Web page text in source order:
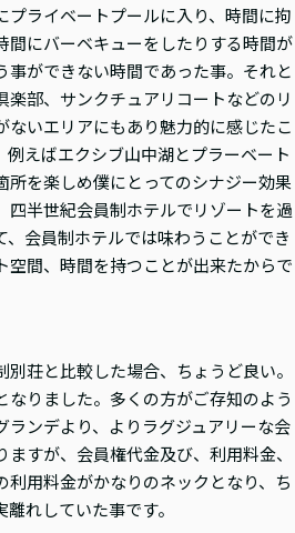
プライベートプールに入り、時間に拘
間にバーベキューをしたりする時間が
事ができない時間であった事。それと
楽部、サンクチュアリコートなどのリ
ないエリアにもあり魅力的に感じたこ
例えばエクシブ山中湖とプラーベート
所を楽しめ僕にとってのシナジー効果
四半世紀会員制ホテルでリゾートを過
、会員制ホテルでは味わうことができ
空間、時間を持つことが出来たからで
荘と比較した場合、ちょうど良い。
なりました。多くの方がご存知のよう
ランデより、よりラグジュアリーな会
すが、会員権代金及び、利用料金、
利用料金がかなりのネックとなり、ち
れしていた事です。